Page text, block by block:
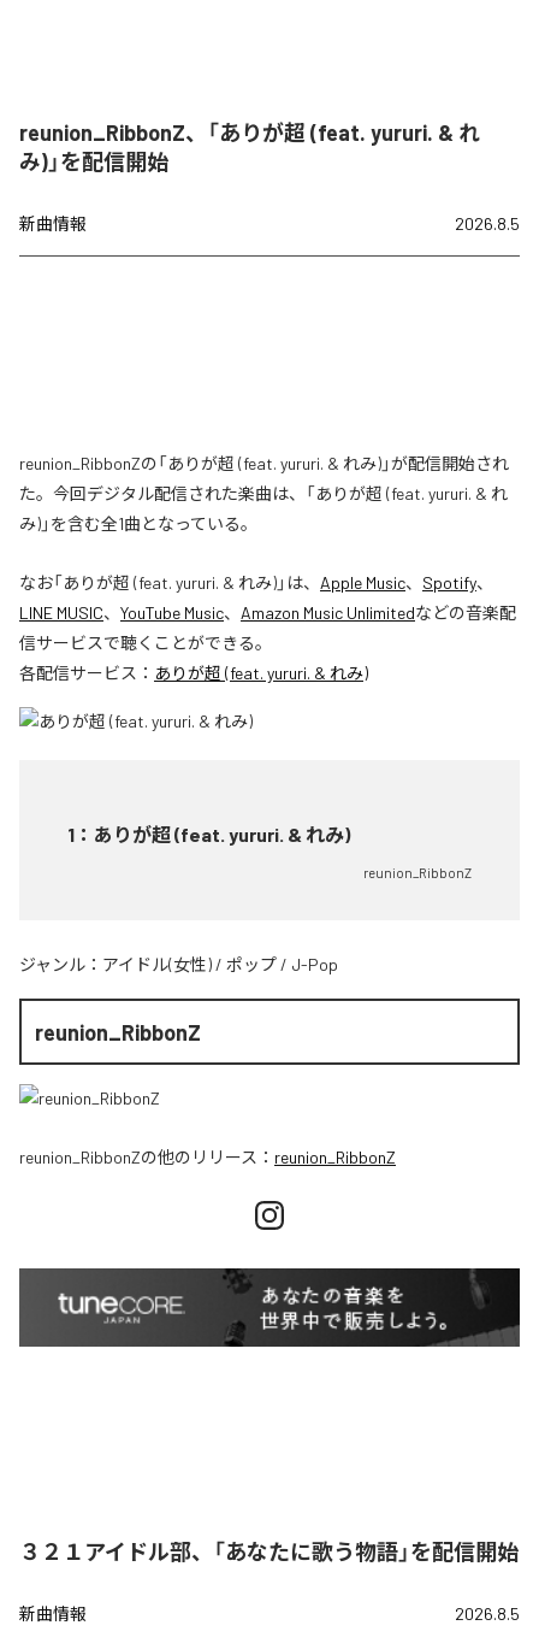
reunion_RibbonZ、「ありが超 (feat. yururi. & れ
み)」を配信開始
新曲情報 2026.8.5
reunion_RibbonZの「ありが超 (feat. yururi. & れみ)」が配信開始され
た。今回デジタル配信された楽曲は、「ありが超 (feat. yururi. & れ
み)」を含む全1曲となっている。
なお「ありが超 (feat. yururi. & れみ)」は、 Apple Music、 Spotify、
LINE MUSIC、 YouTube Music、 Amazon Music Unlimitedなどの音楽配
信サービスで聴くことができる。
各配信サービス： ありが超 (feat. yururi. & れみ)
1 ： ありが超 (feat. yururi. & れみ)
reunion_RibbonZ
ジャンル： アイドル(女性) / ポップ / J-Pop
reunion_RibbonZ
reunion_RibbonZの他のリリース： reunion_RibbonZ
３２１アイドル部、「あなたに歌う物語」を配信開始
新曲情報 2026.8.5